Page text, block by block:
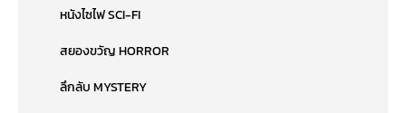
หนังไซไฟ SCI-FI
สยองขวัญ HORROR
ลึกลับ MYSTERY